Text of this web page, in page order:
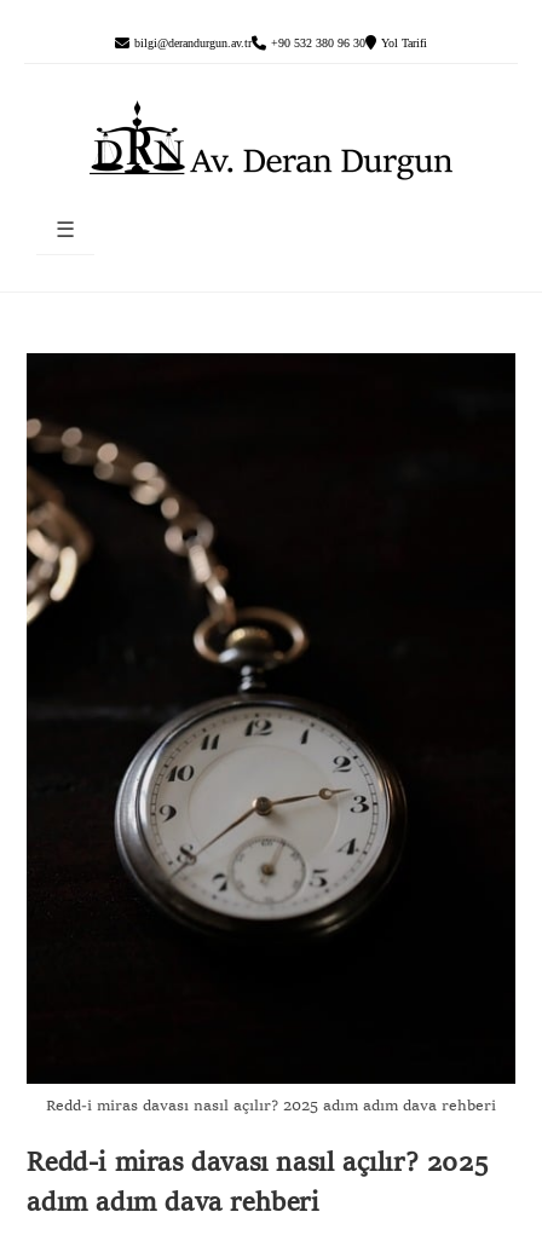
bilgi@derandurgun.av.tr +90 532 380 96 30 Yol Tarifi
☰
Redd-i miras davası nasıl açılır? 2025 adım adım dava rehberi
Redd-i miras davası nasıl açılır? 2025
adım adım dava rehberi